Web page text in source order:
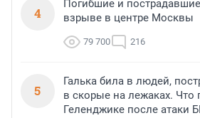
4
Погибшие и
взрыве в центре Москвы
79 700 216
5
Галька била в людей,
в скорые на лежаках. Что
Геленджике после атаки